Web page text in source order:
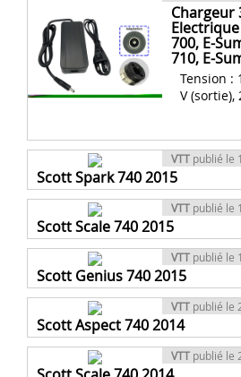
Chargeur
700, E-
710, E-
Tension :
V (sortie),
VTT publié le
Scott Spark 740 2015
VTT publié le
Scott Scale 740 2015
VTT publié le
Scott Genius 740 2015
VTT publié le
Scott Aspect 740 2014
VTT publié le